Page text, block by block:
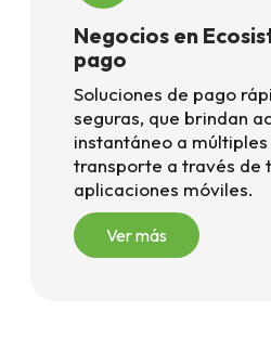
Negocios en
pago
Soluciones de pago
seguras, que brindan
instantáneo a
transporte a través de
aplicaciones móviles.
Ver más